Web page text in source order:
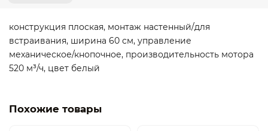
конструкция плоская, монтаж настенный/для
встраивания, ширина 60 см, управление
механическое/кнопочное, производительность мотора
520 м³/ч, цвет белый
Похожие товары